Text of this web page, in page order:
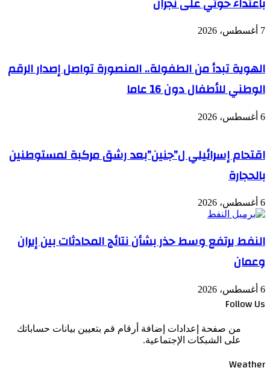
7 أغسطس، 2026
الهوية تبدأ من الطفولة.. المنصورة تواصل إصدار الرقم
الوطني للأطفال دون 16 عاما
6 أغسطس، 2026
اقتحام إسرائيلي ل”جنين”بعد رشق مركبة لمستوطنين
بالحجارة
6 أغسطس، 2026
النفط يرتفع وسط حذر بشأن نتائج المحادثات بين إيران
وعمان
6 أغسطس، 2026
Follow Us
من صفحة إعدادات إضافة أرقام قم بتعيين بيانات حساباتك
على الشبكات الإجتماعية.
Weather